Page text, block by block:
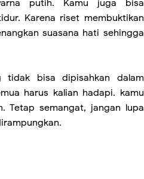
putih. Kamu juga bisa
Karena riset membuktikan
suasana hati sehingga
tidak bisa dipisahkan dalam
harus kalian hadapi. kamu
Tetap semangat, jangan lupa